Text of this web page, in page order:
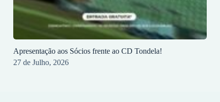
Apresentação aos Sócios frente ao CD Tondela!
27 de Julho, 2026